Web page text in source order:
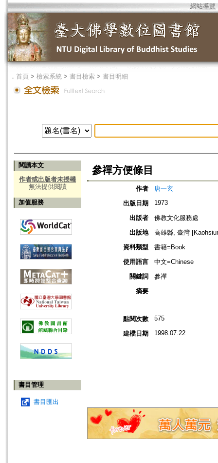
網站導覽
． 首頁 > 檢索系統 > 書目檢索 > 書目明細
閱讀本文
作者或出版者未授權
無法提供閱讀
加值服務
書目管理
書目匯出
參禪方便條目
作者
唐一玄
出版日期
1973
出版者
佛教文化服務處
出版地
高雄縣, 臺灣
資料類型
書籍=Book
使用語言
中文=Chinese
關鍵詞
參禪
摘要
點閱次數 575
建檔日期 1998.07.22